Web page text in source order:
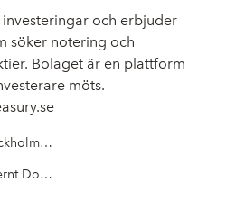
och erbjuder
söker notering och
Bolaget är en plattform
möts.
Stockholm Treasury publicerar årsredovisning 2025
Externt Dokument